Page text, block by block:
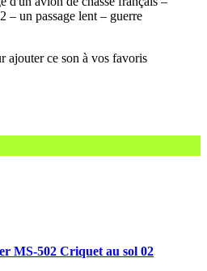
– un passage lent – guerre
MS-502 Criquet au sol 02